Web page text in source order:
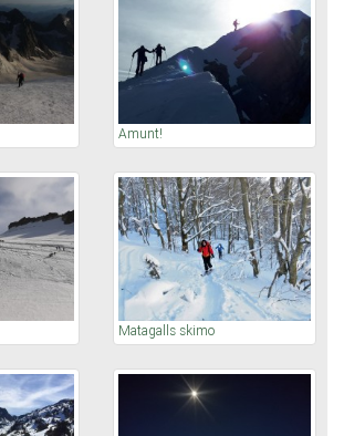
Amunt!
Matagalls skimo